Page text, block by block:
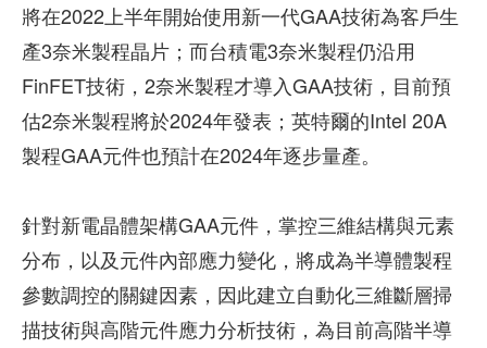
將在2022上半年開始使用新一代GAA技術為客戶生
產3奈米製程晶片；而台積電3奈米製程仍沿用
FinFET技術，2奈米製程才導入GAA技術，目前預
估2奈米製程將於2024年發表；英特爾的Intel 20A
製程GAA元件也預計在2024年逐步量產。
針對新電晶體架構GAA元件，掌控三維結構與元素
分布，以及元件內部應力變化，將成為半導體製程
參數調控的關鍵因素，因此建立自動化三維斷層掃
描技術與高階元件應力分析技術，為目前高階半導